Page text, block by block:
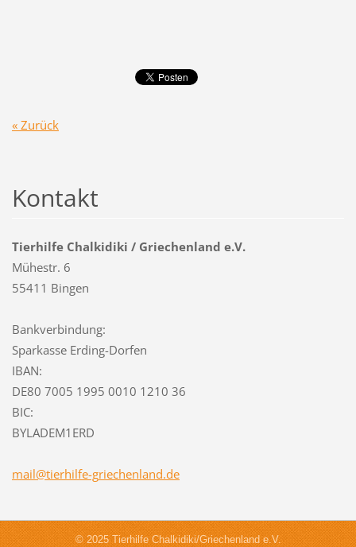
« Zurück
Kontakt
Tierhilfe Chalkidiki / Griechenland e.V.
Mühestr. 6
55411 Bingen
Bankverbindung:
Sparkasse Erding-Dorfen
IBAN:
DE80 7005 1995 0010 1210 36
BIC:
BYLADEM1ERD
mail@tierhilfe-griechenland.de
© 2025 Tierhilfe Chalkidiki/Griechenland e.V.